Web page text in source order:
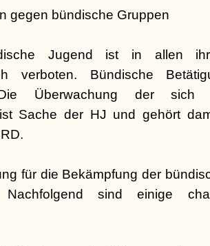
gegen bündische Gruppen
Jugend ist in allen
verboten. Bündische
Überwachung der sich
Sache der HJ und gehört
für die Bekämpfung der
sind einige